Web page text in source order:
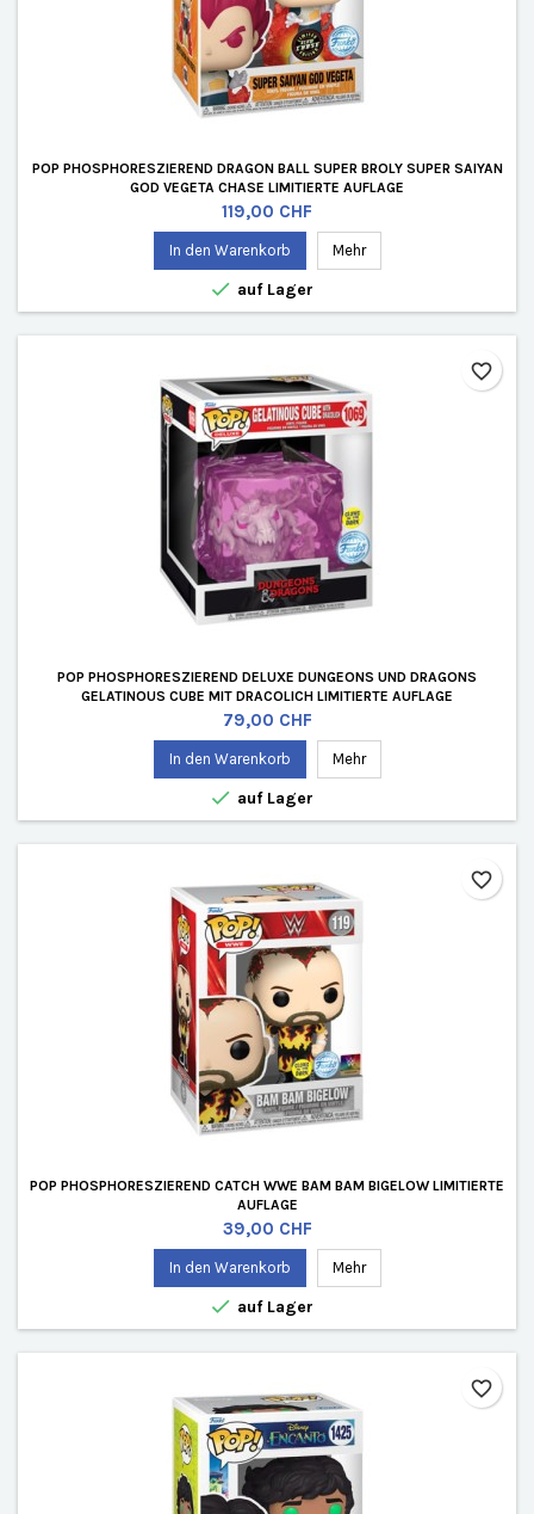
POP PHOSPHORESZIEREND DRAGON BALL SUPER BROLY SUPER SAIYAN
GOD VEGETA CHASE LIMITIERTE AUFLAGE
Preis
119,00 CHF
In den Warenkorb Mehr
 auf Lager
POP PHOSPHORESZIEREND DELUXE DUNGEONS UND DRAGONS
GELATINOUS CUBE MIT DRACOLICH LIMITIERTE AUFLAGE
Preis
79,00 CHF
In den Warenkorb Mehr
 auf Lager
favorite_border
POP PHOSPHORESZIEREND CATCH WWE BAM BAM BIGELOW LIMITIERTE
AUFLAGE
Preis
39,00 CHF
In den Warenkorb Mehr
 auf Lager
favorite_border
favorite_border